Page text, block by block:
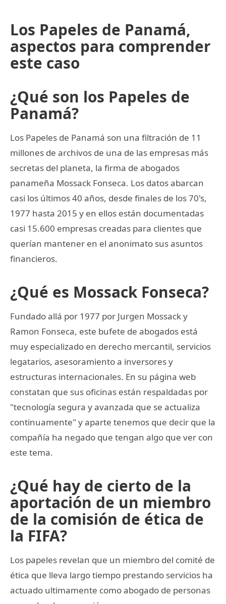
Los Papeles de Panamá,
aspectos para comprender
este caso
¿Qué son los Papeles de
Panamá?
Los Papeles de Panamá son una filtración de 11
millones de archivos de una de las empresas más
secretas del planeta, la firma de abogados
panameña Mossack Fonseca. Los datos abarcan
casi los últimos 40 años, desde finales de los 70's,
1977 hasta 2015 y en ellos están documentadas
casi 15.600 empresas creadas para clientes que
querían mantener en el anonimato sus asuntos
financieros.
¿Qué es Mossack Fonseca?
Fundado allá por 1977 por Jurgen Mossack y
Ramon Fonseca, este bufete de abogados está
muy especializado en derecho mercantil, servicios
legatarios, asesoramiento a inversores y
estructuras internacionales. En su página web
constatan que sus oficinas están respaldadas por
"tecnología segura y avanzada que se actualiza
continuamente" y aparte tenemos que decir que la
compañía ha negado que tengan algo que ver con
este tema.
¿Qué hay de cierto de la
aportación de un miembro
de la comisión de ética de
la FIFA?
Los papeles revelan que un miembro del comité de
ética que lleva largo tiempo prestando servicios ha
actuado ultimamente como abogado de personas